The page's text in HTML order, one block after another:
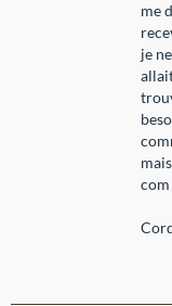
me
je
com